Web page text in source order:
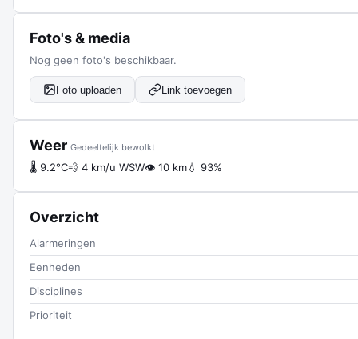
Foto's & media
Nog geen foto's beschikbaar.
Foto uploaden Link toevoegen
Weer Gedeeltelijk bewolkt
🌡 9.2°C💨 4 km/u WSW👁 10 km💧 93%
Overzicht
Alarmeringen
Eenheden
Disciplines
Prioriteit